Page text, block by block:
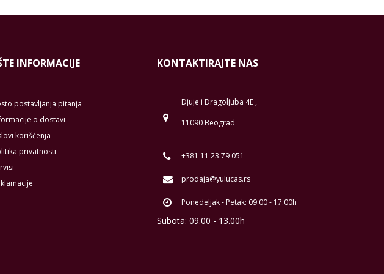
INFORMACIJE
postavljanja pitanja
o dostavi
korišćenja
privatnosti
KONTAKTIRAJTE NAS
Djuje i Dragoljuba 4E ,
11090 Beograd
+381 11 23 79 051
prodaja@yulucas.rs
Ponedeljak - Petak: 09.00 - 17.00h
Subota: 09.00 - 13.00h